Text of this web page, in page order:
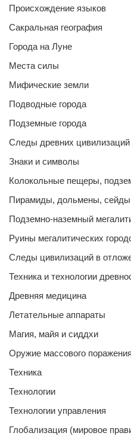
Происхождение языков
Сакральная география
Города на Луне
Места силы
Мифические земли
Подводные города
Подземные города
Следы древних цивилизаций
Знаки и символы
Колокольные пещеры,
Пирамиды, дольмены, сейды
Подземно-наземный
Руины мегалитических
Следы цивилизаций в
Техника и технологии
Древняя медицина
Летательные аппараты
Магия, майя и сиддхи
Оружие массового поражения
Техника
Технологии
Технологии управления
Глобализация (мировое